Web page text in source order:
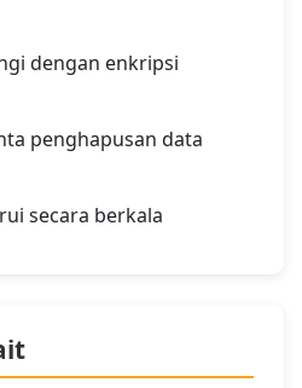
dengan enkripsi
penghapusan data
secara berkala